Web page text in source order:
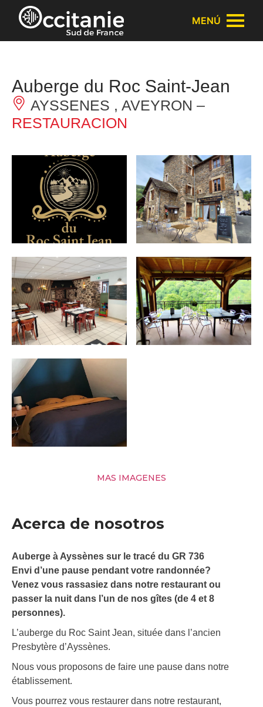
Panel de gestión de cookies
MENÚ
Auberge du Roc Saint-Jean
AYSSENES , AVEYRON –
RESTAURACION
MAS IMAGENES
Acerca de nosotros
Auberge à Ayssènes sur le tracé du GR 736
Envi d’une pause pendant votre randonnée?
Venez vous rassasiez dans notre restaurant ou
passer la nuit dans l’un de nos gîtes (de 4 et 8
personnes).
L’auberge du Roc Saint Jean, située dans l’ancien
Presbytère d’Ayssènes.
Nous vous proposons de faire une pause dans notre
établissement.
Vous pourrez vous restaurer dans notre restaurant,